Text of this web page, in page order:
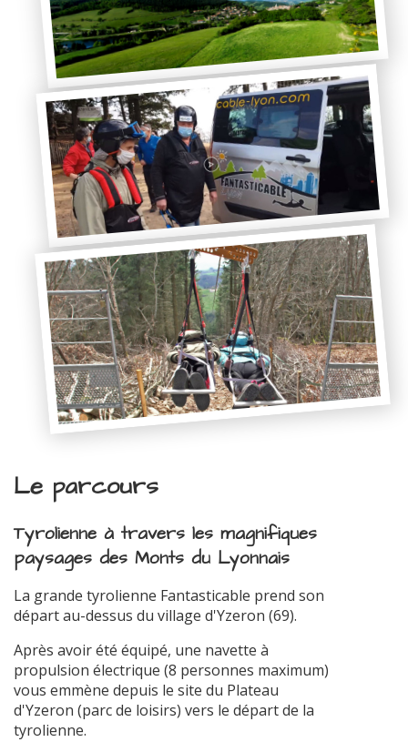
Le parcours
Tyrolienne à travers les magnifiques
paysages des Monts du Lyonnais
La grande tyrolienne Fantasticable prend son
départ au-dessus du village d'Yzeron (69).
Après avoir été équipé, une navette à
propulsion électrique (8 personnes maximum)
vous emmène depuis le site du Plateau
d'Yzeron (parc de loisirs) vers le départ de la
tyrolienne.